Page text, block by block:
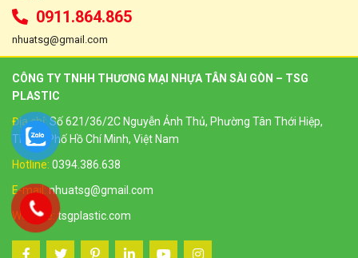
0911.864.865
nhuatsg@gmail.com
CÔNG TY TNHH THƯƠNG MẠI NHỰA TÂN SÀI GÒN – TSG
PLASTIC
Địa chỉ: Số 621/36/2C Nguyễn Ảnh Thủ, Phường Tân Thới Hiệp,
Thành Phố Hồ Chí Minh, Việt Nam
Hotline: 0394.386.638
E-mail:nhuatsg@gmail.com
Website: tsgplastic.com